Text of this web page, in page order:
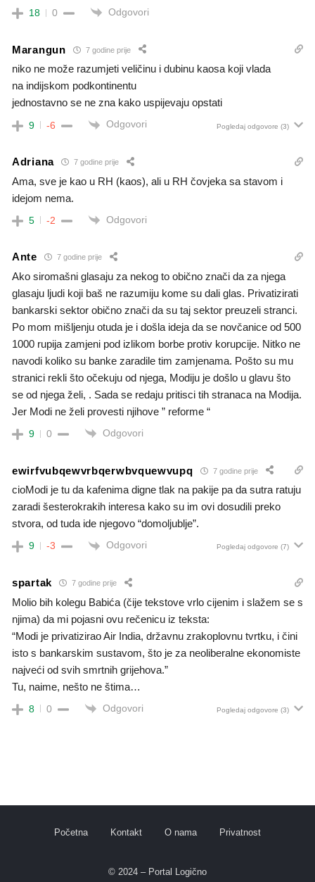
18 0 Odgovori
Marangun 7 godine prije
niko ne može razumjeti veličinu i dubinu kaosa koji vlada
na indijskom podkontinentu
jednostavno se ne zna kako uspijevaju opstati
9 -6 Odgovori Pogledaj odgovore (3)
Adriana 7 godine prije
Ama, sve je kao u RH (kaos), ali u RH čovjeka sa stavom i
idejom nema.
5 -2 Odgovori
Ante 7 godine prije
Ako siromašni glasaju za nekog to obično znači da za njega
glasaju ljudi koji baš ne razumiju kome su dali glas. Privatizirati
bankarski sektor obično znači da su taj sektor preuzeli stranci.
Po mom mišljenju otuda je i došla ideja da se novčanice od 500
1000 rupija zamjeni pod izlikom borbe protiv korupcije. Nitko ne
navodi koliko su banke zaradile tim zamjenama. Pošto su mu
stranici rekli što očekuju od njega, Modiju je došlo u glavu što
se od njega želi, . Sada se redaju pritisci tih stranaca na Modija.
Jer Modi ne želi provesti njihove ” reforme “
9 0 Odgovori
ewirfvubqewvrbqerwbvquewvupq 7 godine prije
cioModi je tu da kafenima digne tlak na pakije pa da sutra ratuju
zaradi šesterokrakih interesa kako su im ovi dosudili preko
stvora, od tuda ide njegovo “domoljublje”.
9 -3 Odgovori Pogledaj odgovore (7)
spartak 7 godine prije
Molio bih kolegu Babića (čije tekstove vrlo cijenim i slažem se s
njima) da mi pojasni ovu rečenicu iz teksta:
“Modi je privatizirao Air India, državnu zrakoplovnu tvrtku, i čini
isto s bankarskim sustavom, što je za neoliberalne ekonomiste
najveći od svih smrtnih grijehova.”
Tu, naime, nešto ne štima…
8 0 Odgovori Pogledaj odgovore (3)
Početna Kontakt O nama Privatnost
© 2024 – Portal Logično